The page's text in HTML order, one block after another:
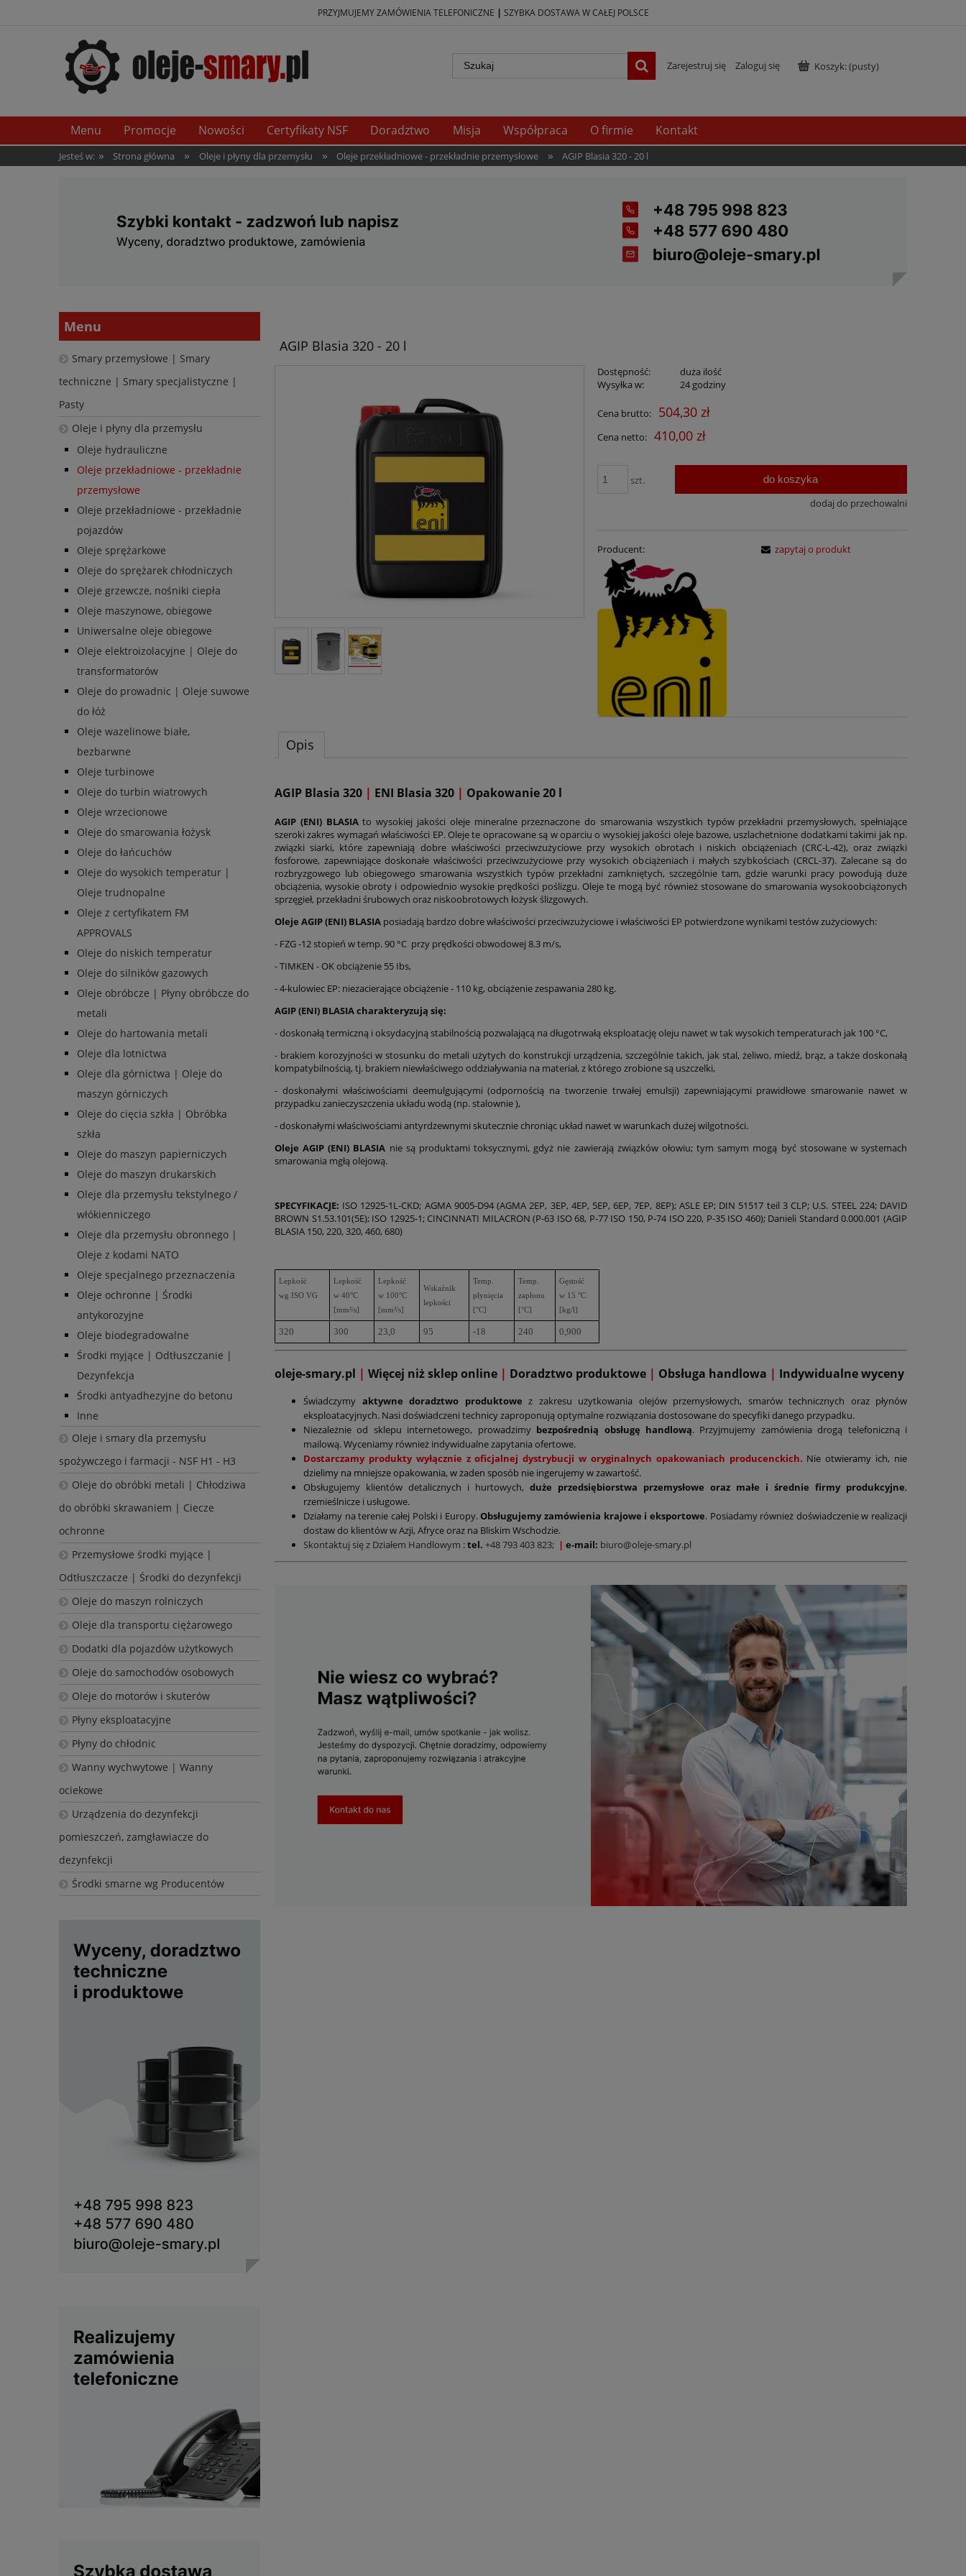
PRZYJMUJEMY ZAMÓWIENIA TELEFONICZNE | SZYBKA DOSTAWA W CAŁEJ POLSCE
Koszyk:(pusty)
Zarejestruj się Zaloguj się
Menu Promocje Nowości Certyfikaty NSF Doradztwo Misja Współpraca O firmie Kontakt
Jesteś w: » Strona główna » Oleje i płyny dla przemysłu » Oleje przekładniowe - przekładnie przemysłowe » AGIP Blasia 320 - 20 l
Menu
Smary przemysłowe | Smary
techniczne | Smary specjalistyczne |
Pasty
Oleje i płyny dla przemysłu
Oleje hydrauliczne
Oleje przekładniowe - przekładnie
przemysłowe
Oleje przekładniowe - przekładnie
pojazdów
Oleje sprężarkowe
Oleje do sprężarek chłodniczych
Oleje grzewcze, nośniki ciepła
Oleje maszynowe, obiegowe
Uniwersalne oleje obiegowe
Oleje elektroizolacyjne | Oleje do
transformatorów
Oleje do prowadnic | Oleje suwowe
do łóż
Oleje wazelinowe białe,
bezbarwne
Oleje turbinowe
Oleje do turbin wiatrowych
Oleje wrzecionowe
Oleje do smarowania łożysk
Oleje do łańcuchów
Oleje do wysokich temperatur |
Oleje trudnopalne
Oleje z certyfikatem FM
APPROVALS
Oleje do niskich temperatur
Oleje do silników gazowych
Oleje obróbcze | Płyny obróbcze do
metali
Oleje do hartowania metali
Oleje dla lotnictwa
Oleje dla górnictwa | Oleje do
maszyn górniczych
Oleje do cięcia szkła | Obróbka
szkła
Oleje do maszyn papierniczych
Oleje do maszyn drukarskich
Oleje dla przemysłu tekstylnego /
włókienniczego
Oleje dla przemysłu obronnego |
Oleje z kodami NATO
Oleje specjalnego przeznaczenia
Oleje ochronne | Środki
antykorozyjne
Oleje biodegradowalne
Środki myjące | Odtłuszczanie |
Dezynfekcja
Środki antyadhezyjne do betonu
Inne
Oleje i smary dla przemysłu
spożywczego i farmacji - NSF H1 - H3
Oleje do obróbki metali | Chłodziwa
do obróbki skrawaniem | Ciecze
ochronne
Przemysłowe środki myjące |
Odtłuszczacze | Środki do dezynfekcji
Oleje do maszyn rolniczych
Oleje dla transportu ciężarowego
Dodatki dla pojazdów użytkowych
Oleje do samochodów osobowych
Oleje do motorów i skuterów
Płyny eksploatacyjne
Płyny do chłodnic
Wanny wychwytowe | Wanny
ociekowe
Urządzenia do dezynfekcji
pomieszczeń, zamgławiacze do
dezynfekcji
Środki smarne wg Producentów
AGIP Blasia 320 - 20 l
Dostępność:
duża ilość
Wysyłka w:
24 godziny
Cena brutto: 504,30 zł
Cena netto: 410,00 zł
szt. do koszyka
dodaj do przechowalni
Producent: zapytaj o produkt
Opis
AGIP Blasia 320 | ENI Blasia 320 | Opakowanie 20 l
AGIP (ENI) BLASIAto wysokiej jakości oleje mineralne przeznaczone do smarowania wszystkich typów przekładni przemysłowych, spełniające
szeroki zakres wymagań właściwości EP. Oleje te opracowane są w oparciu o wysokiej jakości oleje bazowe, uszlachetnione dodatkami takimi jak np.
związki siarki, które zapewniają dobre właściwości przeciwzużyciowe przy wysokich obrotach i niskich obciążeniach (CRC-L-42), oraz związki
fosforowe, zapewniające doskonałe właściwości przeciwzużyciowe przy wysokich obciążeniach i małych szybkościach (CRCL-37). Zalecane są do
rozbryzgowego lub obiegowego smarowania wszystkich typów przekładni zamkniętych, szczególnie tam, gdzie warunki pracy powodują duże
obciążenia, wysokie obroty i odpowiednio wysokie prędkości poślizgu. Oleje te mogą być również stosowane do smarowania wysokoobciążonych
sprzęgieł, przekładni śrubowych oraz niskoobrotowych łożysk ślizgowych.
Oleje AGIP (ENI) BLASIA posiadają bardzo dobre właściwości przeciwzużyciowe i właściwości EP potwierdzone wynikami testów zużyciowych:
- FZG -12 stopień w temp. 90 °C przy prędkości obwodowej 8.3 m/s,
- TIMKEN - OK obciążenie 55 Ibs,
- 4-kulowiec EP: niezacierające obciążenie - 110 kg, obciążenie zespawania 280 kg.
AGIP (ENI) BLASIA charakteryzują się:
- doskonałą termiczną i oksydacyjną stabilnością pozwalającą na długotrwałą eksploatację oleju nawet w tak wysokich temperaturach jak 100 °C,
- brakiem korozyjności w stosunku do metali użytych do konstrukcji urządzenia, szczególnie takich, jak stal, żeliwo, miedź, brąz, a także doskonałą
kompatybilnością, tj. brakiem niewłaściwego oddziaływania na materiał, z którego zrobione są uszczelki,
- doskonałymi właściwościami deemulgującymi (odpornością na tworzenie trwałej emulsji) zapewniającymi prawidłowe smarowanie nawet w
przypadku zanieczyszczenia układu wodą (np. stalownie ),
- doskonałymi właściwościami antyrdzewnymi skutecznie chroniąc układ nawet w warunkach dużej wilgotności.
Oleje AGIP (ENI) BLASIA nie są produktami toksycznymi, gdyż nie zawierają związków ołowiu; tym samym mogą być stosowane w systemach
smarowania mgłą olejową.
SPECYFIKACJE: ISO 12925-1L-CKD; AGMA 9005-D94 (AGMA 2EP, 3EP, 4EP, 5EP, 6EP, 7EP, 8EP); ASLE EP; DIN 51517 teil 3 CLP; U.S. STEEL 224; DAVID
BROWN S1.53.101(5E); ISO 12925-1; CINCINNATI MILACRON (P-63 ISO 68, P-77 ISO 150, P-74 ISO 220, P-35 ISO 460); Danieli Standard 0.000.001 (AGIP
BLASIA 150, 220, 320, 460, 680)
Lepkość
wg ISO VG
Lepkość
w 40°C
[mm²/s]
Lepkość
w 100°C
[mm²/s]
Wskaźnik
lepkości
Temp.
płynięcia
[°C]
Temp.
zapłonu
[°C]
Gęstość
w 15 °C
[kg/l]
320 300 23,0 95 -18 240 0,900
oleje-smary.pl | Więcej niż sklep online | Doradztwo produktowe | Obsługa handlowa | Indywidualne wyceny
Świadczymy aktywne doradztwo produktowe z zakresu użytkowania olejów przemysłowych, smarów technicznych oraz płynów
eksploatacyjnych. Nasi doświadczeni technicy zaproponują optymalne rozwiązania dostosowane do specyfiki danego przypadku.
Niezależnie od sklepu internetowego, prowadzimy bezpośrednią obsługę handlową. Przyjmujemy zamówienia drogą telefoniczną i
mailową. Wyceniamy również indywidualne zapytania ofertowe.
Dostarczamy produkty wyłącznie z oficjalnej dystrybucji w oryginalnych opakowaniach producenckich. Nie otwieramy ich, nie
dzielimy na mniejsze opakowania, w żaden sposób nie ingerujemy w zawartość.
Obsługujemy klientów detalicznych i hurtowych, duże przedsiębiorstwa przemysłowe oraz małe i średnie firmy produkcyjne,
rzemieślnicze i usługowe.
Działamy na terenie całej Polski i Europy.Obsługujemy zamówienia krajowe i eksportowe. Posiadamy również doświadczenie w realizacji
dostaw do klientów w Azji, Afryce oraz na Bliskim Wschodzie.
Skontaktuj się z Działem Handlowym :tel. +48 793 403 823; | e-mail: biuro@oleje-smary.pl